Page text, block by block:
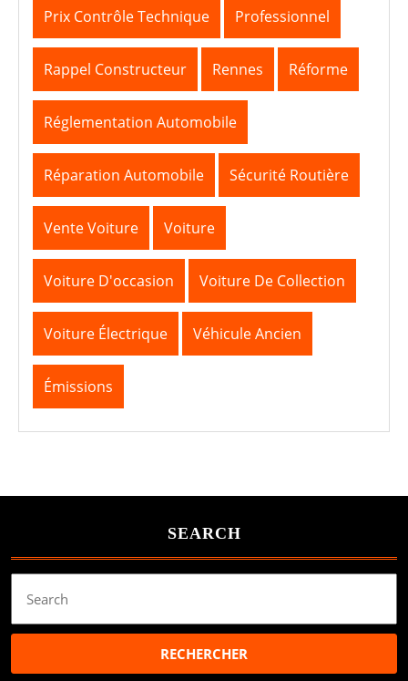
Prix Contrôle Technique Professionnel
Rappel Constructeur Rennes Réforme
Réglementation Automobile
Réparation Automobile Sécurité Routière
Vente Voiture Voiture
Voiture D'occasion Voiture De Collection
Voiture Électrique Véhicule Ancien
Émissions
SEARCH
for: